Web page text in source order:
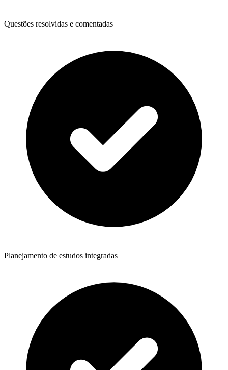
Questões resolvidas e comentadas
Planejamento de estudos integradas